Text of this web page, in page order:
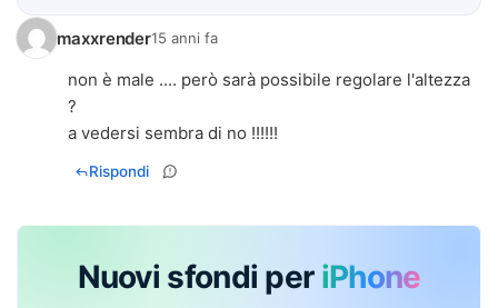
maxxrender15 anni fa
non è male .... però sarà possibile regolare l'altezza
?
a vedersi sembra di no !!!!!!
Rispondi
Nuovi sfondi per iPhone